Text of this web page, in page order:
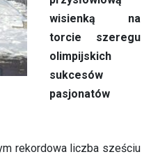
wisienką na
torcie szeregu
olimpijskich
sukcesów
pasjonatów
rekordowa liczba sześciu